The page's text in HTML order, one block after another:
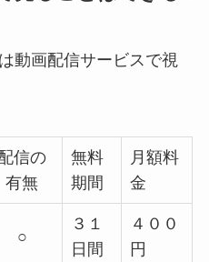
動画配信サービスで視
信の
有無
無料
期間
月額料
金
○
３１
日間
４００
円